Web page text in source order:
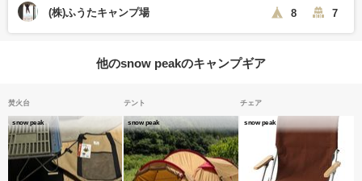
(株)ふうたキャンプ場 8 7
他のsnow peakのキャンプギア
焚火台
snow peak
テント
snow peak
チェア
snow peak